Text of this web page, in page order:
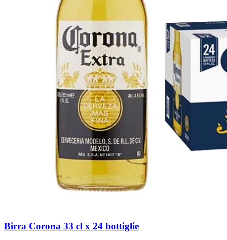
Birra Corona 33 cl x 24 bottiglie